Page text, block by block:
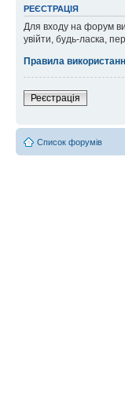
РЕЄСТРАЦІЯ
Для входу на форум ви
увійти, будь-ласка,
Правила
Реєстрація
Список форумів